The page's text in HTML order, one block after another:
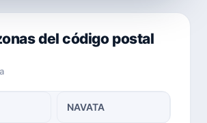
del código postal
NAVATA